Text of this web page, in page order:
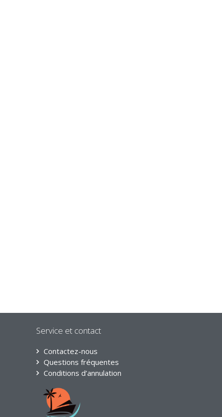
Service et contact
Contactez-nous
Questions fréquentes
Conditions d’annulation